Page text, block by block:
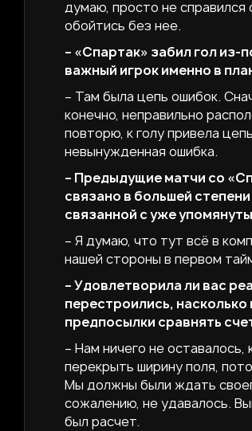
думаю, просто не
обойтись без нее.
– «Спартак» забил гол из-
важный игрок именно в
– Там была цепь ошибок.
конечно, неправильно
повторю, к голу привела
невынужденная ошибка.
– Предыдущие матчи со
связано в большей
связанной с уже
– Я думаю, что тут всё в
нашей стороны в первом
– Удовлетворила ли вас
перестроились,
предпосылки сравнять
– Нам ничего не
перекрыть ширину поля,
Мы должны были ждать
сожалению, не удавалось.
был расчет.